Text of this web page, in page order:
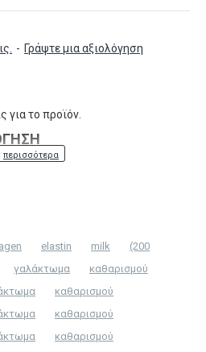
- Γράψτε μια αξιολόγηση
για το προϊόν.
elastin milk
(200
γαλάκτωμα
καθαρισμού
καθαρισμού
καθαρισμού
καθαρισμού